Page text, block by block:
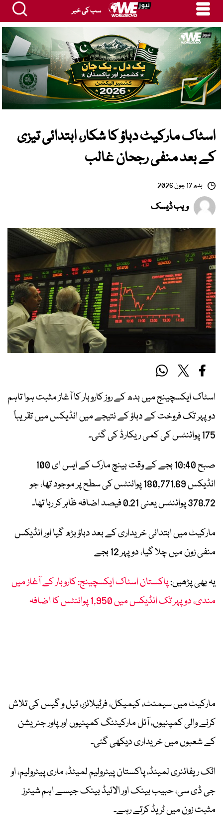
سب کی خبر
اسٹاک مارکیٹ دباؤ کا شکار، ابتدائی تیزی
کے بعد منفی رجحان غالب
بدھ 17 جون 2026
ویب ڈیسک
اسٹاک ایکسچینج میں بدھ کے روز کاروبار کا آغاز مثبت ہوا تاہم
دوپہر تک فروخت کے دباؤ کے نتیجے میں انڈیکس میں تقریباً
175 پوائنٹس کی کمی ریکارڈ کی گئی۔
صبح 10:40 بجے کے وقت بینچ مارک کے ایس ای 100
انڈیکس 180,771.69 پوائنٹس کی سطح پر موجود تھا، جو
378.72 پوائنٹس یعنی 0.21 فیصد اضافہ ظاہر کر رہا تھا۔
مارکیٹ میں ابتدائی خریداری کے بعد دباؤ بڑھ گیا اور انڈیکس
منفی زون میں چلا گیا، دوپہر 12 بجے
یہ بھی پڑھیں:پاکستان اسٹاک ایکسچینج: کاروبار کے آغاز میں
مندی، دوپہر تک انڈیکس میں 1,950 پوائنٹس کا اضافہ
مارکیٹ میں سیمنٹ، کیمیکل، فرٹیلائزر، تیل و گیس کی تلاش
کرنے والی کمپنیوں، آئل مارکیٹنگ کمپنیوں اور پاور جنریشن
کے شعبوں میں خریداری دیکھی گئی۔
اٹک ریفائنری لمیٹڈ، پاکستان پیٹرولیم لمیٹڈ، ماری پیٹرولیم، او
جی ڈی سی، حبیب بینک اور الائیڈ بینک جیسے اہم شیئرز
مثبت زون میں ٹریڈ کرتے رہے۔